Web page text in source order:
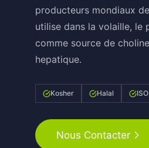
producteurs mondiaux
utilise dans la volaille,
comme source de
hepatique.
Kosher Halal
Nous Contacter